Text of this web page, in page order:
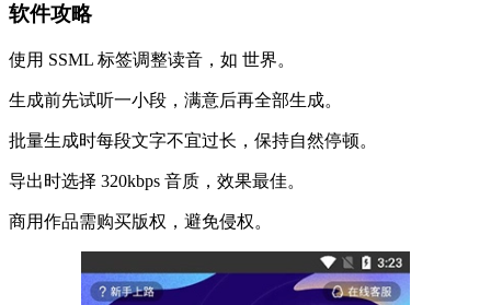
软件攻略
使用 SSML 标签调整读音，如 世界。
生成前先试听一小段，满意后再全部生成。
批量生成时每段文字不宜过长，保持自然停顿。
导出时选择 320kbps 音质，效果最佳。
商用作品需购买版权，避免侵权。